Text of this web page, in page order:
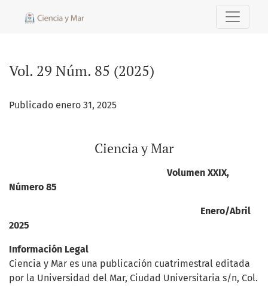
Vol. 29 Núm. 85 (2025)
Publicado enero 31, 2025
Ciencia y Mar
Volumen XXIX,
Número 85
Enero/Abril
2025
Información Legal
Ciencia y Mar es una publicación cuatrimestral editada
por la Universidad del Mar, Ciudad Universitaria s/n, Col.